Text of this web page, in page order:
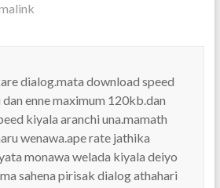
dialog.mata download speed
enne maximum 120kb.dan
kiyala aranchi una.mamath
wenawa.ape rate jathika
monawa welada kiyala deiyo
sahena pirisak dialog athahari